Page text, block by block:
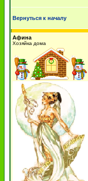
Вернуться к началу
Афина
Хозяйка дома